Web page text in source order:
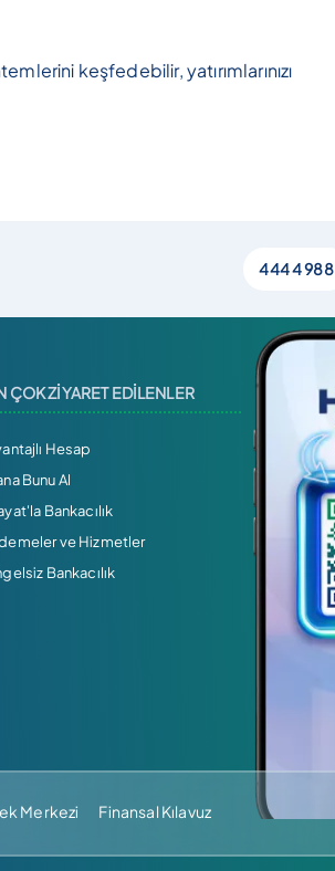
keşfedebilir, yatırımlarınızı
444 4 988
ÇOK ZİYARET EDİLENLER
Hesap
Bunu Al
Bankacılık
ve Hizmetler
Bankacılık
Merkezi Finansal Kılavuz